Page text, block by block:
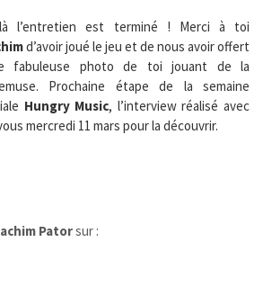
l’entretien est terminé ! Merci à toi
d’avoir joué le jeu et de nous avoir offert
fabuleuse photo de toi jouant de la
Prochaine étape de la semaine
Hungry Music, l’interview réalisé avec
mercredi 11 mars pour la découvrir.
Patorsur :